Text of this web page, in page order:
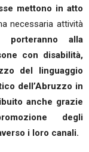
mettono in atto
necessaria attività
porteranno alla
con disabilità,
del linguaggio
dell’Abruzzo in
anche grazie
degli
i loro canali.